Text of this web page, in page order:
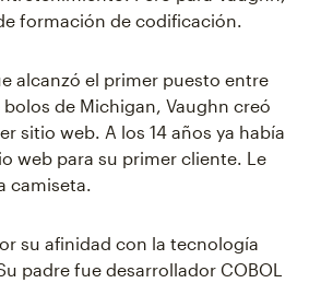
formación de codificación.
alcanzó el primer puesto entre
de Michigan, Vaughn creó
sitio web. A los 14 años ya había
web para su primer cliente. Le
camiseta.
su afinidad con la tecnología
padre fue desarrollador COBOL